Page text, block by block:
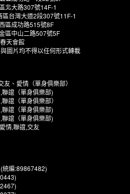
北大路307號14F-1
台灣大道2段307號11F-1
區成功路515號8F
區中山二路507號5F
天會館
圖片均不得以任何形式轉載
、愛情（單身俱樂部）
誼（單身俱樂部)
誼（單身俱樂部）
誼（單身俱樂部)
誼（單身俱樂部)
情,聯誼,交友
統編:89867482)